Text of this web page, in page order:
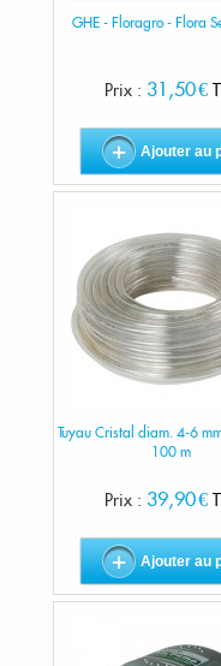
GHE - Floragro - Flora
Prix : 31,50 €
Ajouter au
Tuyau Cristal diam. 4-6
100 m
Prix : 39,90 €
Ajouter au